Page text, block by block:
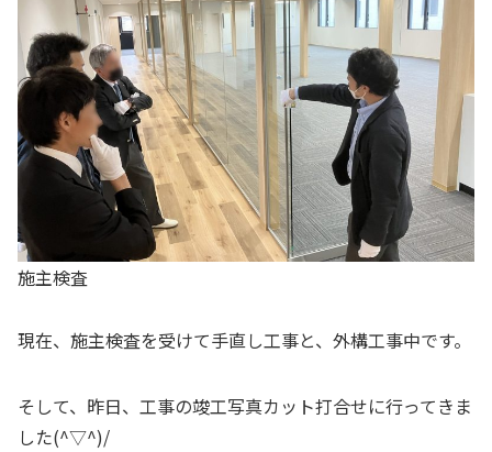
施主検査
現在、施主検査を受けて手直し工事と、外構工事中です。
そして、昨日、工事の竣工写真カット打合せに行ってきま
した(^▽^)/